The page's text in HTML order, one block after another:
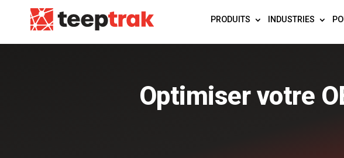
PRODUITS INDUSTRIES
Optimiser votre